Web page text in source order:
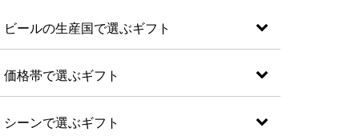
ビールの生産国で選ぶギフト
価格帯で選ぶギフト
シーンで選ぶギフト